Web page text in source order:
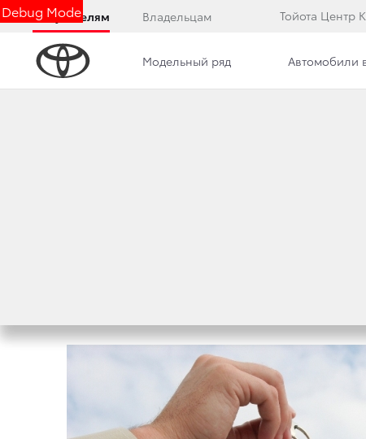
Debug Mode
Покупателям Владельцам Тойота Центр
Модельный ряд Автомобили
ПРОГРАММА